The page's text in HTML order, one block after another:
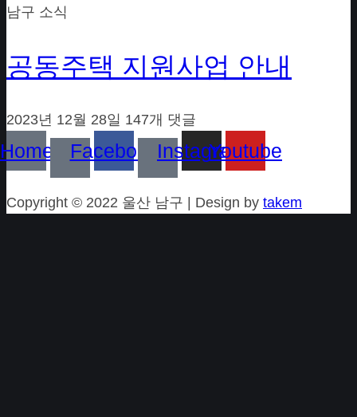
남구 소식
공동주택 지원사업 안내
2023년 12월 28일 147개 댓글
Home Facebook InstagramYoutube
Copyright © 2022 울산 남구 | Design by takem